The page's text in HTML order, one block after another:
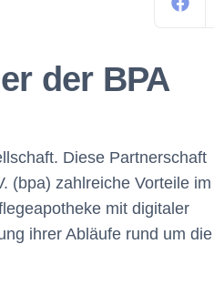
der BPA
Diese Partnerschaft
(bpa) zahlreiche Vorteile im
mit digitaler
ihrer Abläufe rund um die